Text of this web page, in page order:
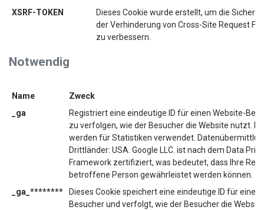
Notwendig
XSRF-TOKEN
Dieses Cookie wurde erstellt, um die
der Verhinderung von Cross-Site Request
zu verbessern.
Name
Zweck
_ga
Registriert eine eindeutige ID für einen Website-
zu verfolgen, wie der Besucher die Website nutzt.
werden für Statistiken verwendet.
Drittländer: USA. Google LLC. ist nach dem Data
Framework zertifiziert, was bedeutet, dass Ihre
betroffene Person gewährleistet werden können.
_ga_********
Dieses Cookie speichert eine eindeutige ID für einen
Besucher und verfolgt, wie der Besucher die